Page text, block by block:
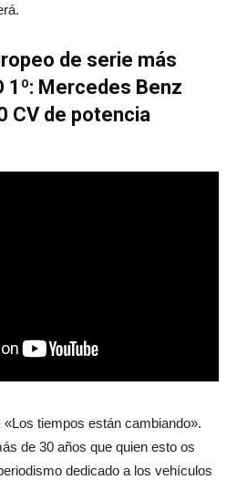
de serie más
1º: Mercedes Benz
CV de potencia
tiempos están cambiando».
de 30 años que quien esto os
dedicado a los vehículos